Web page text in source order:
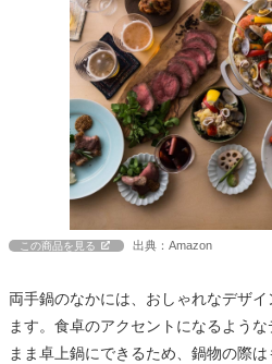
この商品を見る 出典：Amazon
両手鍋のなかには、おしゃれなデザ
ます。食卓のアクセントになるよう
まま卓上鍋にできるため、鍋物の際